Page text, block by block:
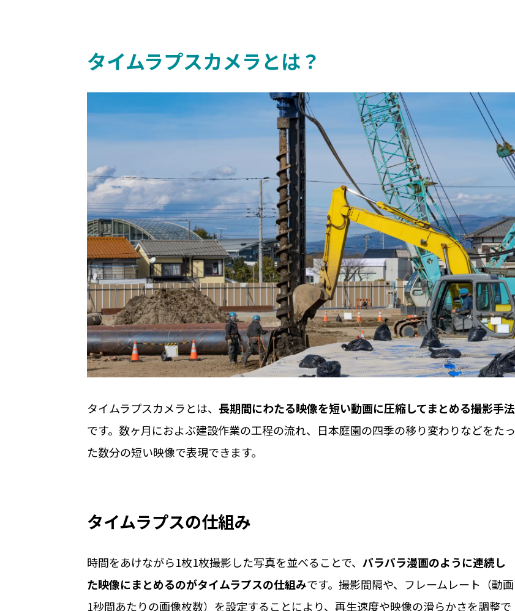
タイムラプスカメラとは？
タイムラプスカメラとは、 長期間にわたる映像を短い動画に圧縮してまとめる撮影手法
です。数ヶ月におよぶ建設作業の工程の流れ、日本庭園の四季の移り変わりなどをたっ
た数分の短い映像で表現できます。
タイムラプスの仕組み
時間をあけながら1枚1枚撮影した写真を並べることで、 パラパラ漫画のように連続し
た映像にまとめるのがタイムラプスの仕組みです。撮影間隔や、フレームレート（動画
1秒間あたりの画像枚数）を設定することにより、再生速度や映像の滑らかさを調整で